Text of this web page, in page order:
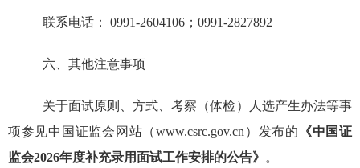
联系电话： 0991-2604106； 0991-2827892
六、其他注意事项
关于面试原则、方式、考察 （体检 ）
人选产生办法等事
项参见中国证监会网站 （www.csrc.gov.cn） 发布的
《中国证
监会2026年度补充录用面试工作安排的公告》 。